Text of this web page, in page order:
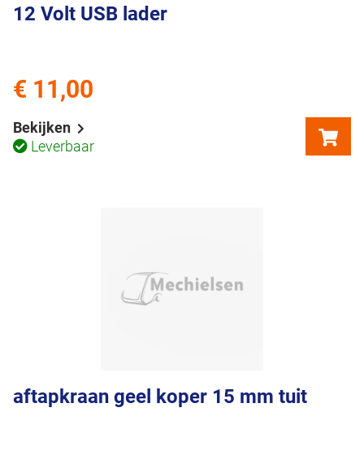
12 Volt USB lader
Bekijken
Leverbaar
€ 11,00
aftapkraan geel koper 15 mm tuit